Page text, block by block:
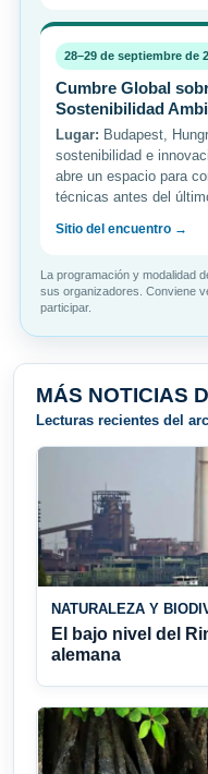
28–29 de septiembre de
Cumbre Global
Sostenibilidad
Lugar: Budapest,
sostenibilidad e
abre un espacio para
técnicas antes del
Sitio del encuentro →
La programación y modalidad
sus organizadores. Conviene
participar.
MÁS NOTICIAS
Lecturas recientes del
NATURALEZA Y
El bajo nivel del
alemana